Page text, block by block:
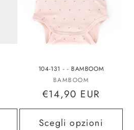
104-131 - - BAMBOOM
Fornitore:
BAMBOOM
Prezzo
di
listino
€14,90 EUR
Scegli opzioni